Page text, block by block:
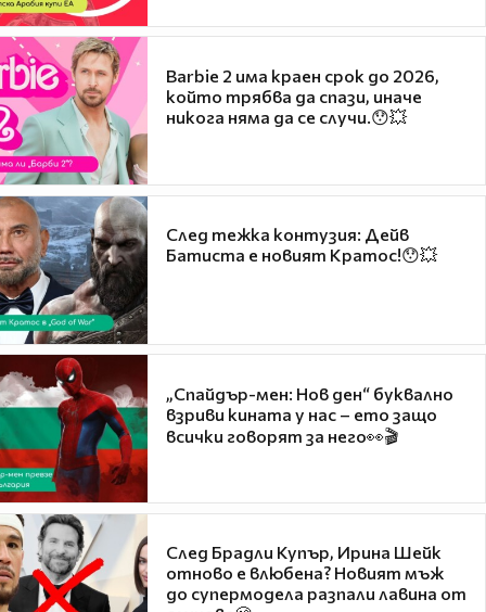
Barbie 2 има краен срок до 2026,
който трябва да спази, иначе
никога няма да се случи.😯💥
След тежка контузия: Дейв
Батиста е новият Кратос!😯💥
„Спайдър-мен: Нов ден“ буквално
взриви кината у нас – ето защо
всички говорят за него👀🎬
След Брадли Купър, Ирина Шейк
отново е влюбена? Новият мъж
до супермодела разпали лавина от